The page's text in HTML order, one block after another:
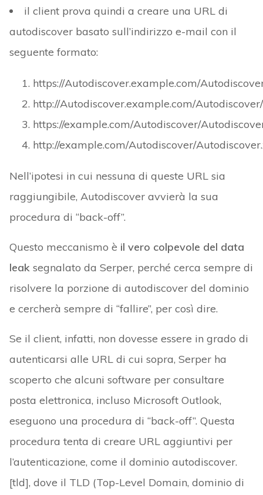
il client prova quindi a creare una URL di
autodiscover basato sull’indirizzo e-mail con il
seguente formato:
https://Autodiscover.example.com/
http://Autodiscover.example.com/
https://example.com/Autodiscover/
http://example.com/Autodiscover/
Nell’ipotesi in cui nessuna di queste URL sia
raggiungibile, Autodiscover avvierà la sua
procedura di “back-off”.
Questo meccanismo è il vero colpevole del data
leaksegnalato da Serper, perché cerca sempre di
risolvere la porzione di autodiscover del dominio
e cercherà sempre di “fallire”, per così dire.
Se il client, infatti, non dovesse essere in grado di
autenticarsi alle URL di cui sopra, Serper ha
scoperto che alcuni software per consultare
posta elettronica, incluso Microsoft Outlook,
eseguono una procedura di “back-off”. Questa
procedura tenta di creare URL aggiuntivi per
l’autenticazione, come il dominio autodiscover.
[tld], dove il TLD (Top-Level Domain, dominio di